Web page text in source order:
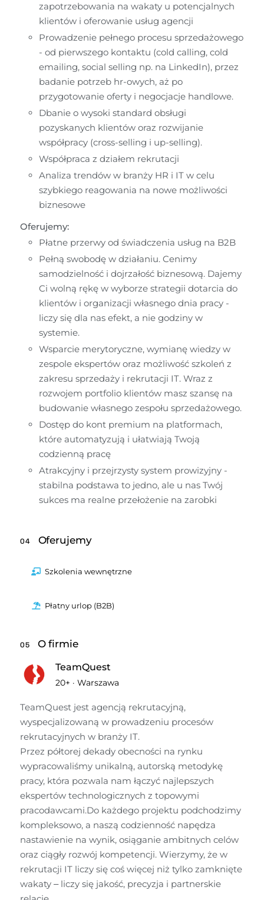
zapotrzebowania na wakaty u potencjalnych
klientów i oferowanie usług agencji
Prowadzenie pełnego procesu sprzedażowego
- od pierwszego kontaktu (cold calling, cold
emailing, social selling np. na LinkedIn), przez
badanie potrzeb hr-owych, aż po
przygotowanie oferty i negocjacje handlowe.
Dbanie o wysoki standard obsługi
pozyskanych klientów oraz rozwijanie
współpracy (cross-selling i up-selling).
Współpraca z działem rekrutacji
Analiza trendów w branży HR i IT w celu
szybkiego reagowania na nowe możliwości
biznesowe
Oferujemy:
Płatne przerwy od świadczenia usług na B2B
Pełną swobodę w działaniu. Cenimy
samodzielność i dojrzałość biznesową. Dajemy
Ci wolną rękę w wyborze strategii dotarcia do
klientów i organizacji własnego dnia pracy -
liczy się dla nas efekt, a nie godziny w
systemie.
Wsparcie merytoryczne, wymianę wiedzy w
zespole ekspertów oraz możliwość szkoleń z
zakresu sprzedaży i rekrutacji IT. Wraz z
rozwojem portfolio klientów masz szansę na
budowanie własnego zespołu sprzedażowego.
Dostęp do kont premium na platformach,
które automatyzują i ułatwiają Twoją
codzienną pracę
Atrakcyjny i przejrzysty system prowizyjny -
stabilna podstawa to jedno, ale u nas Twój
sukces ma realne przełożenie na zarobki
04 Oferujemy
Szkolenia wewnętrzne
Płatny urlop (B2B)
05 O firmie
TeamQuest
20+ ·Warszawa
TeamQuest jest agencją rekrutacyjną,
wyspecjalizowaną w prowadzeniu procesów
rekrutacyjnych w branży IT.
Przez półtorej dekady obecności na rynku
wypracowaliśmy unikalną, autorską metodykę
pracy, która pozwala nam łączyć najlepszych
ekspertów technologicznych z topowymi
pracodawcami.Do każdego projektu podchodzimy
kompleksowo, a naszą codzienność napędza
nastawienie na wynik, osiąganie ambitnych celów
oraz ciągły rozwój kompetencji. Wierzymy, że w
rekrutacji IT liczy się coś więcej niż tylko zamknięte
wakaty – liczy się jakość, precyzja i partnerskie